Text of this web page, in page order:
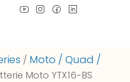
/ Moto / Quad /
Moto YTX16-BS